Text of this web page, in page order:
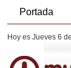
Portada
Hoy es Jueves 6